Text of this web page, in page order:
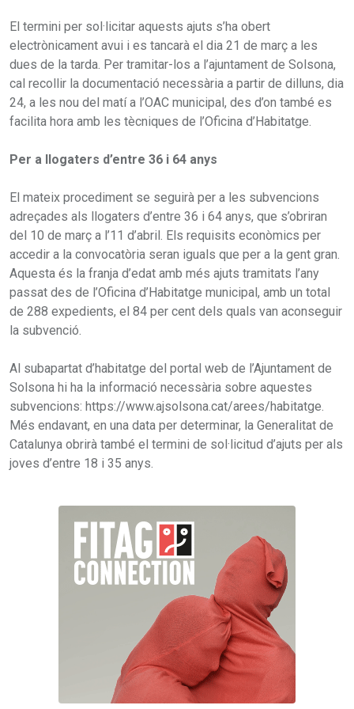
El termini per sol·licitar aquests ajuts s’ha obert
electrònicament avui i es tancarà el dia 21 de març a les
dues de la tarda. Per tramitar-los a l’ajuntament de Solsona,
cal recollir la documentació necessària a partir de dilluns, dia
24, a les nou del matí a l’OAC municipal, des d’on també es
facilita hora amb les tècniques de l’Oficina d’Habitatge.
Per a llogaters d’entre 36 i 64 anys
El mateix procediment se seguirà per a les subvencions
adreçades als llogaters d’entre 36 i 64 anys, que s’obriran
del 10 de març a l’11 d’abril. Els requisits econòmics per
accedir a la convocatòria seran iguals que per a la gent gran.
Aquesta és la franja d’edat amb més ajuts tramitats l’any
passat des de l’Oficina d’Habitatge municipal, amb un total
de 288 expedients, el 84 per cent dels quals van aconseguir
la subvenció.
Al subapartat d’habitatge del portal web de l’Ajuntament de
Solsona hi ha la informació necessària sobre aquestes
subvencions: https://www.ajsolsona.cat/arees/habitatge.
Més endavant, en una data per determinar, la Generalitat de
Catalunya obrirà també el termini de sol·licitud d’ajuts per als
joves d’entre 18 i 35 anys.